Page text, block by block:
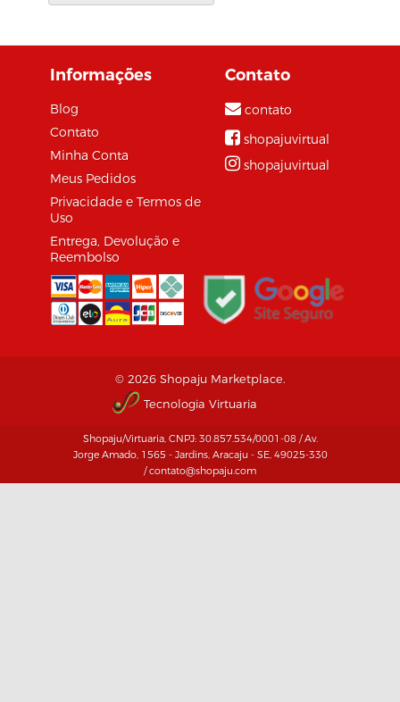
Informações
Blog
Contato
Minha Conta
Meus Pedidos
Privacidade e Termos de
Uso
Entrega, Devolução e
Reembolso
Contato
contato
shopajuvirtual
shopajuvirtual
© 2026 Shopaju Marketplace.
Tecnologia Virtuaria
Shopaju/Virtuaria, CNPJ: 30.857.534/0001-08 / Av.
Jorge Amado, 1565 - Jardins, Aracaju - SE, 49025-330
/ contato@shopaju.com